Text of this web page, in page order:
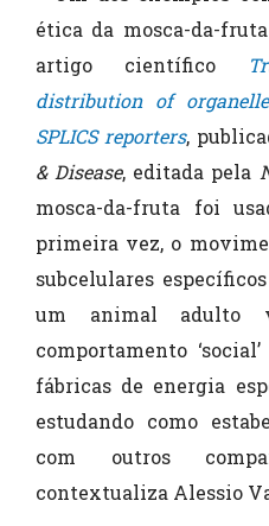
ética da mosca-da-
artigo científico
distribution of
SPLICS reporters,
& Disease, editada pela
mosca-da-fruta foi
primeira vez, o
subcelulares
um animal adulto
comportamento
fábricas de energia
estudando como
com outros
contextualiza Alessio